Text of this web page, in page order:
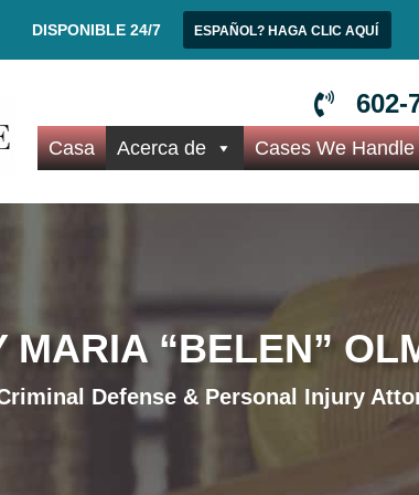
DISPONIBLE 24/7 ESPAÑOL? HAGA CLIC AQUÍ
602-
Casa Acerca de Cases We Handle
MARIA “BELEN”
Defense & Personal Injury